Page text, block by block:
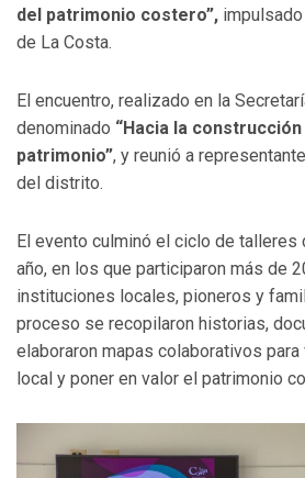
del patrimonio costero”,
de La Costa.
El encuentro, realizado en la
denominado “Hacia la construcción
patrimonio”, y reunió a
del distrito.
El evento culminó el ciclo de
año, en los que participaron más de
instituciones locales, pioneros y
proceso se recopilaron historias,
elaboraron mapas colaborativos
local y poner en valor el patrimonio